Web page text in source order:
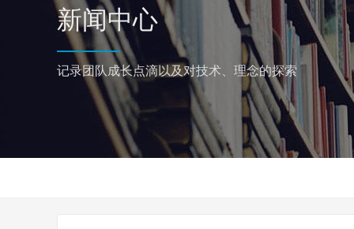
新闻中心
记录团队成长点滴以及对技术、理念的探索